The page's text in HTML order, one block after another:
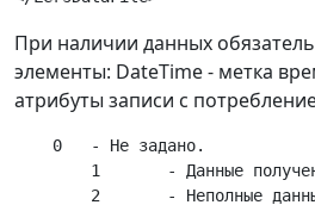
При наличии данных
элементы: DateTime - метка
атрибуты записи с
    0	- Не задано.